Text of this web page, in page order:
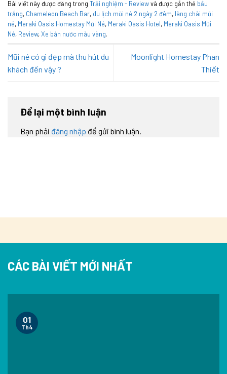
Bài viết này được đăng trong Trải nghiệm - Reviewvà được gắn thẻ bầu
trắng, Chameleon Beach Bar, du lịch mũi né 2 ngày 2 đêm, làng chài mũi
né, Meraki Oasis Homestay Mũi Né, Meraki Oasis Hotel, Meraki Oasis Mũi
Né, Review,Xe bán nước màu vàng.
Mũi né có gì đẹp mà thu hút du
khách đến vậy ?
Moonlight Homestay Phan
Thiết
Để lại một bình luận
Bạn phải đăng nhập để gửi bình luận.
CÁC BÀI VIẾT MỚI NHẤT
01
Th4